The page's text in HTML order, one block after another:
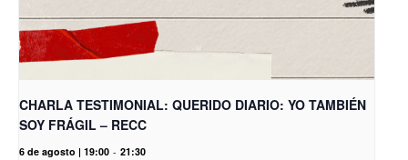
CHARLA TESTIMONIAL: QUERIDO DIARIO: YO TAMBIÉN
SOY FRÁGIL – RECC
6 de agosto | 19:00 - 21:30